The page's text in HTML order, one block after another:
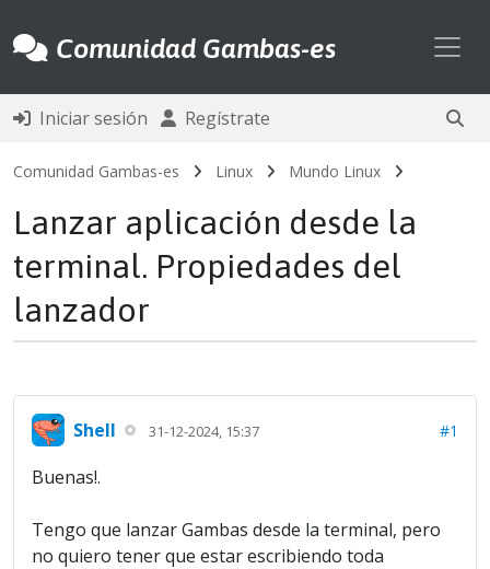
Comunidad Gambas-es
Iniciar sesión Regístrate
Comunidad Gambas-es Linux Mundo Linux
Lanzar aplicación desde la
terminal. Propiedades del
lanzador
Shell 31-12-2024, 15:37 #1
Buenas!.
Tengo que lanzar Gambas desde la terminal, pero
no quiero tener que estar escribiendo toda